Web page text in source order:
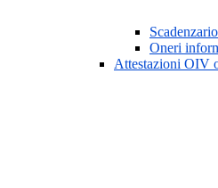
Oneri
Attestazioni OIV